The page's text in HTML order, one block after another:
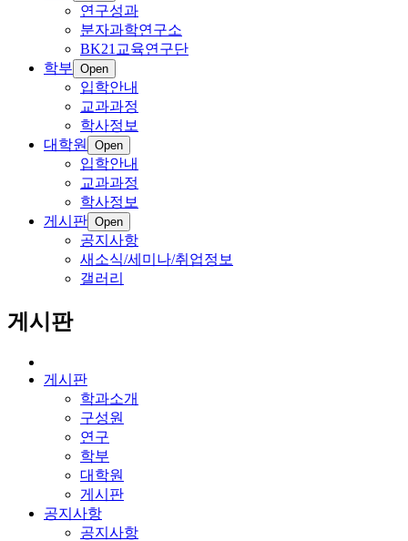
연구성과
분자과학연구소
BK21교육연구단
학부 Open
입학안내
교과과정
학사정보
대학원
Open
입학안내
교과과정
학사정보
게시판 Open
공지사항
새소식/세미나/취업정보
갤러리
게시판
게시판
학과소개
구성원
연구
학부
대학원
게시판
공지사항
공지사항